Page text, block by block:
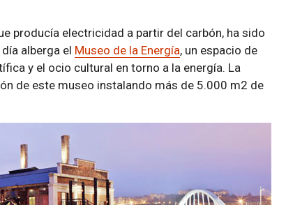
producía electricidad a partir del carbón, ha sido
alberga el Museo de la Energía, un espacio de
y el ocio cultural en torno a la energía. La
de este museo instalando más de 5.000 m2 de